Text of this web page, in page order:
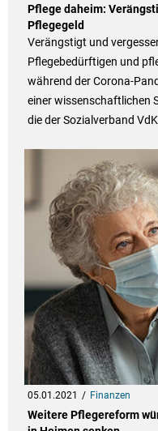
Pflege daheim:
Pflegegeld
Verängstigt und
Pflegebedürftigen und
während der Corona-
einer wissenschaftlichen
die der Sozialverband
05.01.2021 Finanzen
Weitere Pflegereform